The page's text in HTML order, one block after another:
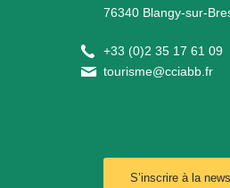
76340 Blangy-sur-
+33 (0)2 35 17 61 09
tourisme@cciabb.fr
S’inscrire à la